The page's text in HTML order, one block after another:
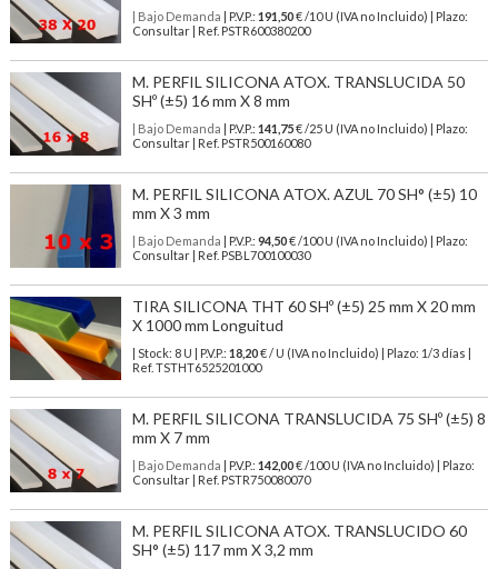
| Bajo Demanda | P.V.P.: 191,50€ /10 U (IVA no Incluido) | Plazo:
Consultar | Ref. PSTR600380200
M. PERFIL SILICONA ATOX. TRANSLUCIDA 50
SHº (±5) 16 mm X 8 mm
| Bajo Demanda | P.V.P.: 141,75€ /25 U (IVA no Incluido) | Plazo:
Consultar | Ref. PSTR500160080
M. PERFIL SILICONA ATOX. AZUL 70 SH° (±5) 10
mm X 3 mm
| Bajo Demanda | P.V.P.: 94,50€ /100 U (IVA no Incluido) | Plazo:
Consultar | Ref. PSBL700100030
TIRA SILICONA THT 60 SHº (±5) 25 mm X 20 mm
X 1000 mm Longuitud
| Stock: 8 U | P.V.P.: 18,20€/ U (IVA no Incluido)
| Plazo: 1/3 días |
Ref. TSTHT6525201000
M. PERFIL SILICONA TRANSLUCIDA 75 SHº (±5) 8
mm X 7 mm
| Bajo Demanda | P.V.P.: 142,00€ /100 U (IVA no Incluido) | Plazo:
Consultar | Ref. PSTR750080070
M. PERFIL SILICONA ATOX. TRANSLUCIDO 60
SH° (±5) 117 mm X 3,2 mm